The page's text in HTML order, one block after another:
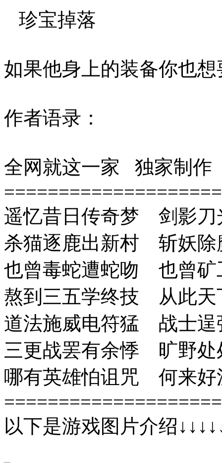
珍宝掉落
如果他身上的装备你也
作者语录：
全网就这一家 独家制作
遥忆昔日传奇梦 剑影
杀猫逐鹿出新村 斩妖
也曾毒蛇遭蛇吻 也曾
熬到三五学终技 从此
道法施威电符猛 战士
三更战罢有余悸 旷野
哪有英雄怕诅咒 何来
以下是游戏图片介绍